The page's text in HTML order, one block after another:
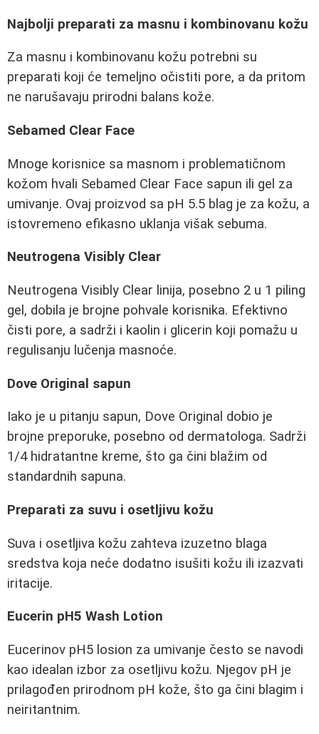
Najbolji preparati za masnu i kombinovanu kožu
Za masnu i kombinovanu kožu potrebni su
preparati koji će temeljno očistiti pore, a da pritom
ne narušavaju prirodni balans kože.
Sebamed Clear Face
Mnoge korisnice sa masnom i problematičnom
kožom hvali Sebamed Clear Face sapun ili gel za
umivanje. Ovaj proizvod sa pH 5.5 blag je za kožu, a
istovremeno efikasno uklanja višak sebuma.
Neutrogena Visibly Clear
Neutrogena Visibly Clear linija, posebno 2 u 1 piling
gel, dobila je brojne pohvale korisnika. Efektivno
čisti pore, a sadrži i kaolin i glicerin koji pomažu u
regulisanju lučenja masnoće.
Dove Original sapun
Iako je u pitanju sapun, Dove Original dobio je
brojne preporuke, posebno od dermatologa. Sadrži
1/4 hidratantne kreme, što ga čini blažim od
standardnih sapuna.
Preparati za suvu i osetljivu kožu
Suva i osetljiva kožu zahteva izuzetno blaga
sredstva koja neće dodatno isušiti kožu ili izazvati
iritacije.
Eucerin pH5 Wash Lotion
Eucerinov pH5 losion za umivanje često se navodi
kao idealan izbor za osetljivu kožu. Njegov pH je
prilagođen prirodnom pH kože, što ga čini blagim i
neiritantnim.